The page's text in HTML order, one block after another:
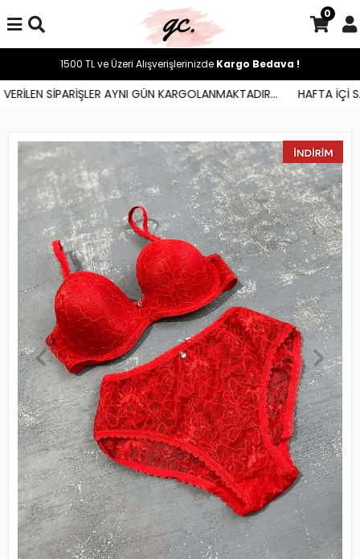
SİPARİŞLER AYNI GÜN KARGOLANMAKTADIR... HAFTA İÇİ
0
1500 TL ve Üzeri Alışverişlerinizde Kargo Bedava !